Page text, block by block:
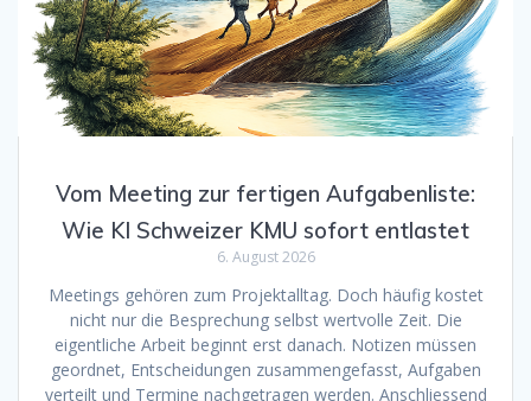
Vom Meeting zur fertigen Aufgabenliste:
Wie KI Schweizer KMU sofort entlastet
6. August 2026
Meetings gehören zum Projektalltag. Doch häufig kostet
nicht nur die Besprechung selbst wertvolle Zeit. Die
eigentliche Arbeit beginnt erst danach. Notizen müssen
geordnet, Entscheidungen zusammengefasst, Aufgaben
verteilt und Termine nachgetragen werden. Anschliessend